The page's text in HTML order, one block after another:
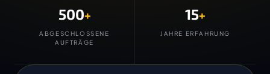
500+
ABGESCHLOSSENE
AUFTRÄGE
15+
JAHRE ERFAHRUNG